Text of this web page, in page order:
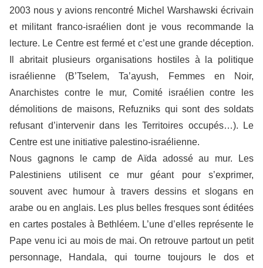
2003 nous y avions rencontré Michel Warshawski écrivain
et militant franco-israélien dont je vous recommande la
lecture. Le Centre est fermé et c’est une grande déception.
Il abritait plusieurs organisations hostiles à la politique
israélienne (B’Tselem, Ta’ayush, Femmes en Noir,
Anarchistes contre le mur, Comité israélien contre les
démolitions de maisons, Refuzniks qui sont des soldats
refusant d’intervenir dans les Territoires occupés…). Le
Centre est une initiative palestino-israélienne.
Nous gagnons le camp de Aïda adossé au mur. Les
Palestiniens utilisent ce mur géant pour s’exprimer,
souvent avec humour à travers dessins et slogans en
arabe ou en anglais. Les plus belles fresques sont éditées
en cartes postales à Bethléem. L’une d’elles représente le
Pape venu ici au mois de mai. On retrouve partout un petit
personnage, Handala, qui tourne toujours le dos et